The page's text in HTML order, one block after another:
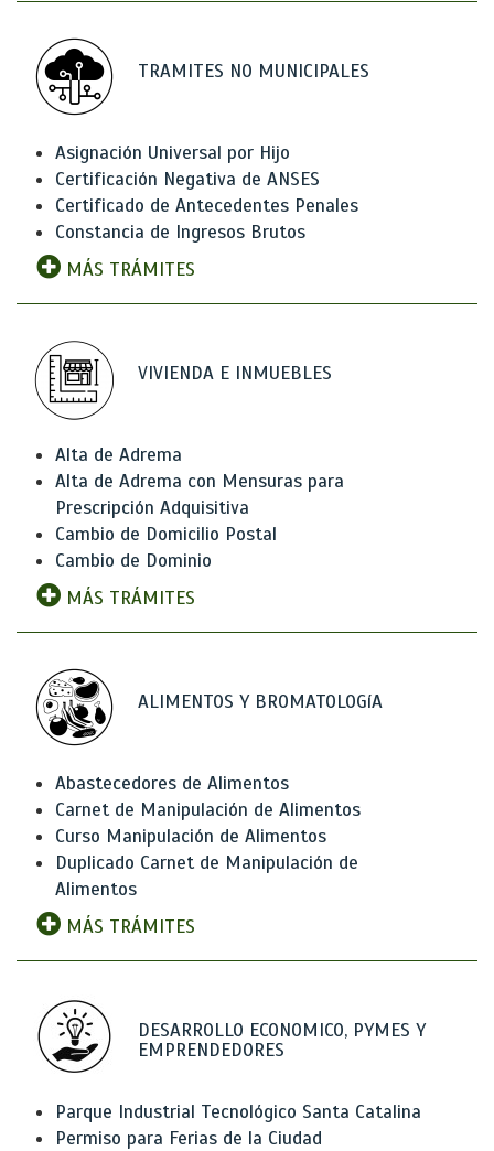
TRAMITES NO MUNICIPALES
Asignación Universal por Hijo
Certificación Negativa de ANSES
Certificado de Antecedentes Penales
Constancia de Ingresos Brutos
MÁS TRÁMITES
VIVIENDA E INMUEBLES
Alta de Adrema
Alta de Adrema con Mensuras para
Prescripción Adquisitiva
Cambio de Domicilio Postal
Cambio de Dominio
MÁS TRÁMITES
ALIMENTOS Y BROMATOLOGíA
Abastecedores de Alimentos
Carnet de Manipulación de Alimentos
Curso Manipulación de Alimentos
Duplicado Carnet de Manipulación de
Alimentos
MÁS TRÁMITES
DESARROLLO ECONOMICO, PYMES Y
EMPRENDEDORES
Parque Industrial Tecnológico Santa Catalina
Permiso para Ferias de la Ciudad